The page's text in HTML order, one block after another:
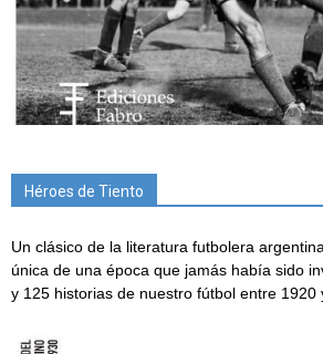
Héroes de Tiento
Un clásico de la literatura futbolera
única de una época que jamás había sido
y 125 historias de nuestro fútbol entre 1920